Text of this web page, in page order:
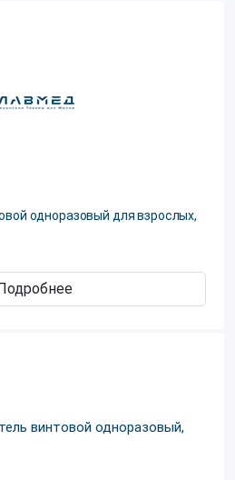
одноразовый для взрослых,